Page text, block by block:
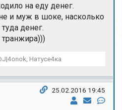
на еду денег.
и муж в шоке, насколько
денег.
транжира)))
Натусе4ка
25.02.2016 19:45